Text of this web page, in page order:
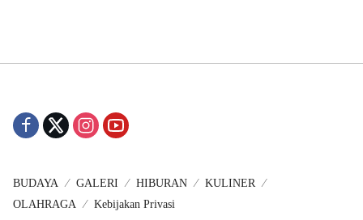
BUDAYA GALERI HIBURAN
KULINER
OLAHRAGA
Kebijakan Privasi